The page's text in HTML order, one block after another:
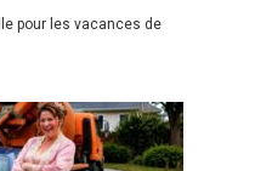
pour les vacances de